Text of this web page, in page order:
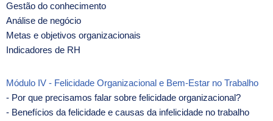
Gestão do conhecimento
Análise de negócio
Metas e objetivos organizacionais
Indicadores de RH
Módulo IV - Felicidade Organizacional e Bem‑Estar no Trabalho
- Por que precisamos falar sobre felicidade organizacional?
- Benefícios da felicidade e causas da infelicidade no trabalho